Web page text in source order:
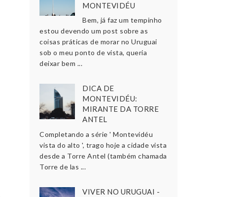
MONTEVIDÉU
Bem, já faz um tempinho
estou devendo um post sobre as
coisas práticas de morar no Uruguai
sob o meu ponto de vista, queria
deixar bem ...
DICA DE
MONTEVIDÉU:
MIRANTE DA TORRE
ANTEL
Completando a série ' Montevidéu
vista do alto ', trago hoje a cidade vista
desde a Torre Antel (também chamada
Torre de las ...
VIVER NO URUGUAI -